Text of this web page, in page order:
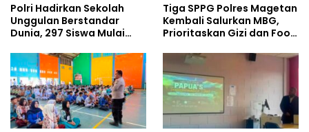
Polri Hadirkan Sekolah
Unggulan Berstandar
Dunia, 297 Siswa Mulai
Tiga SPPG Polres Magetan
Kembali Salurkan MBG,
Prioritaskan Gizi dan Food